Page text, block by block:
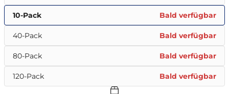
10-Pack Bald verfügbar
40-Pack Bald verfügbar
80-Pack Bald verfügbar
120-Pack Bald verfügbar